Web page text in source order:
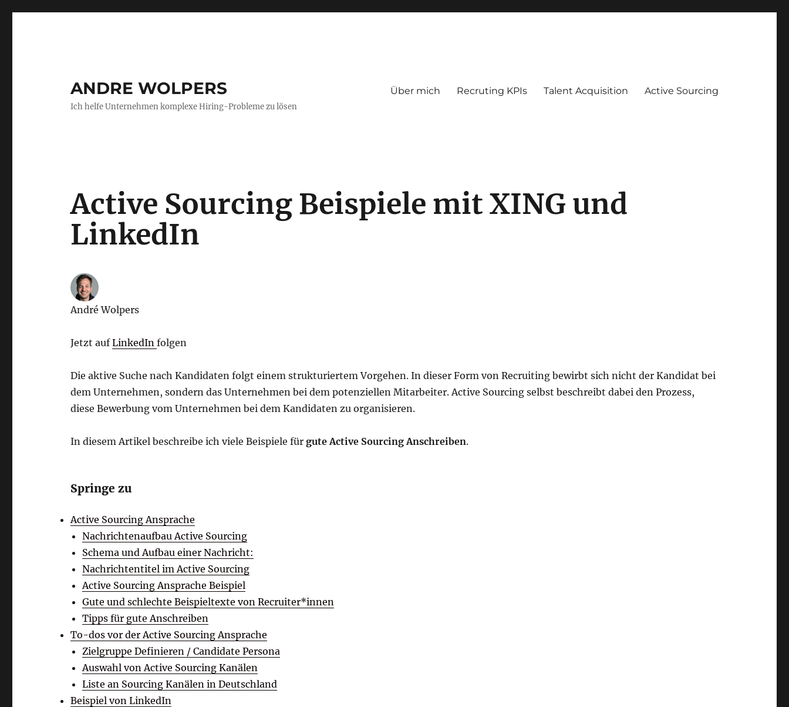
ANDRE WOLPERS
Ich helfe Unternehmen komplexe Hiring-Probleme zu lösen
Über mich Recruting KPIs Talent Acquisition Active Sourcing
Active Sourcing Beispiele mit XING und
LinkedIn
André Wolpers
Jetzt aufLinkedInfolgen
Die aktive Suche nach Kandidaten folgt einem strukturiertem Vorgehen. In dieser Form von Recruiting bewirbt sich nicht der Kandidat bei
dem Unternehmen, sondern das Unternehmen bei dem potenziellen Mitarbeiter. Active Sourcing selbst beschreibt dabei den Prozess,
diese Bewerbung vom Unternehmen bei dem Kandidaten zu organisieren.
In diesem Artikel beschreibe ich viele Beispiele fürgute Active Sourcing Anschreiben.
Springe zu
Active Sourcing Ansprache
Nachrichtenaufbau Active Sourcing
Schema und Aufbau einer Nachricht:
Nachrichtentitel im Active Sourcing
Active Sourcing Ansprache Beispiel
Gute und schlechte Beispieltexte von Recruiter*innen
Tipps für gute Anschreiben
To-dos vor der Active Sourcing Ansprache
Zielgruppe Definieren / Candidate Persona
Auswahl von Active Sourcing Kanälen
Liste an Sourcing Kanälen in Deutschland
Beispiel von LinkedIn